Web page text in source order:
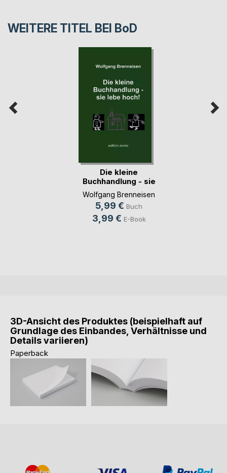
WEITERE TITEL BEI BoD
Die kleine
Buchhandlung - sie
lebe(...)
Wolfgang Brenneisen
5,99 € Buch
3,99 € E-Book
3D-Ansicht des Produktes (beispielhaft auf
Grundlage des Einbandes, Verhältnisse und
Details variieren)
Paperback